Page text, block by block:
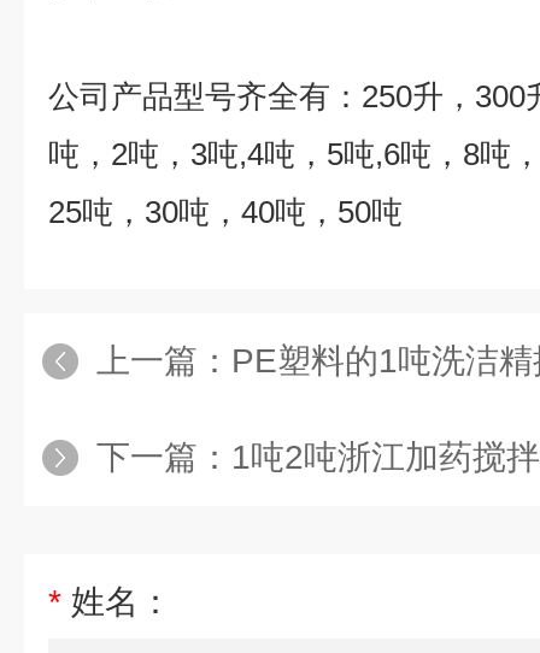
公司产品型号齐全有： 250升， 300
吨， 2吨， 3吨,4吨， 5吨,6吨， 8吨
25吨， 30吨， 40吨， 50吨
上一篇： PE塑料的1吨洗洁
下一篇： 1吨2吨浙江加药搅
* 姓名：